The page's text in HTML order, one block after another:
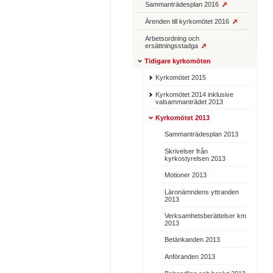
Sammanträdesplan 2016
Ärenden till kyrkomötet 2016
Arbetsordning och
ersättningsstadga
Tidigare kyrkomöten
Kyrkomötet 2015
Kyrkomötet 2014 inklusive
valsammanträdet 2013
Kyrkomötet 2013
Sammanträdesplan 2013
Skrivelser från
kyrkostyrelsen 2013
Motioner 2013
Läronämndens yttranden
2013
Verksamhetsberättelser km
2013
Betänkanden 2013
Anföranden 2013